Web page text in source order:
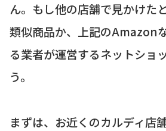
ん。もし他の店舗で見かけた
類似商品か、上記のAmazon
る業者が運営するネットショ
う。
まずは、お近くのカルディ店